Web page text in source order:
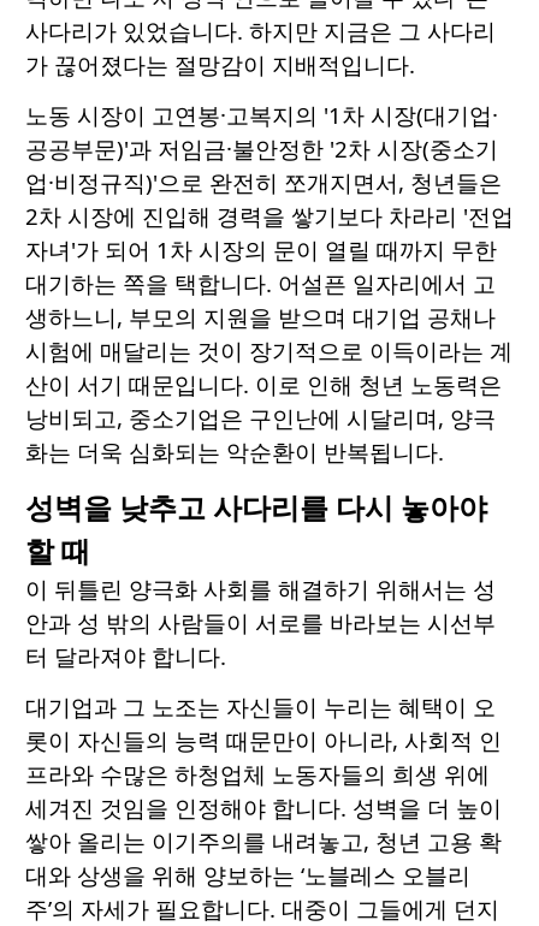
사다리가 있었습니다. 하지만 지금은 그 사다리
가 끊어졌다는 절망감이 지배적입니다.
노동 시장이 고연봉·고복지의 '1차 시장(대기업·
공공부문)'과 저임금·불안정한 '2차 시장(중소기
업·비정규직)'으로 완전히 쪼개지면서, 청년들은
2차 시장에 진입해 경력을 쌓기보다 차라리 '전업
자녀'가 되어 1차 시장의 문이 열릴 때까지 무한
대기하는 쪽을 택합니다. 어설픈 일자리에서 고
생하느니, 부모의 지원을 받으며 대기업 공채나
시험에 매달리는 것이 장기적으로 이득이라는 계
산이 서기 때문입니다. 이로 인해 청년 노동력은
낭비되고, 중소기업은 구인난에 시달리며, 양극
화는 더욱 심화되는 악순환이 반복됩니다.
성벽을 낮추고 사다리를 다시 놓아야
할 때
이 뒤틀린 양극화 사회를 해결하기 위해서는 성
안과 성 밖의 사람들이 서로를 바라보는 시선부
터 달라져야 합니다.
대기업과 그 노조는 자신들이 누리는 혜택이 오
롯이 자신들의 능력 때문만이 아니라, 사회적 인
프라와 수많은 하청업체 노동자들의 희생 위에
세겨진 것임을 인정해야 합니다. 성벽을 더 높이
쌓아 올리는 이기주의를 내려놓고, 청년 고용 확
대와 상생을 위해 양보하는 ‘노블레스 오블리
주’의 자세가 필요합니다. 대중이 그들에게 던지